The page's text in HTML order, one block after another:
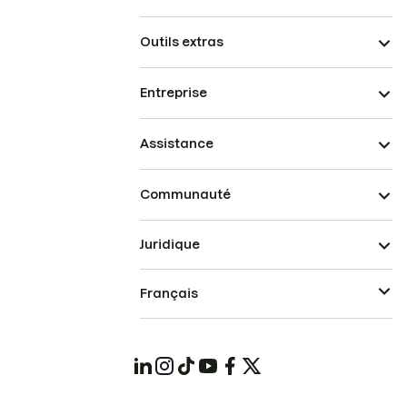
Outils extras
Entreprise
Assistance
Communauté
Juridique
Français